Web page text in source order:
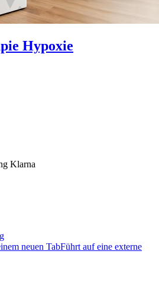
Hypoxie
neuen TabFührt auf eine externe